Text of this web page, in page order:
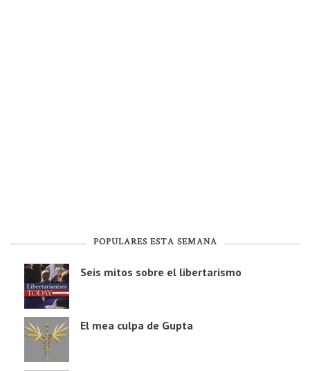
POPULARES ESTA SEMANA
Seis mitos sobre el libertarismo
El mea culpa de Gupta